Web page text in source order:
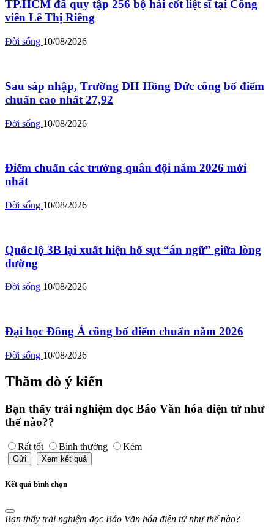
TP.HCM đã quy tập 256 bộ hài cốt liệt sĩ tại Công
viên Lê Thị Riêng
Đời sống 10/08/2026
Sau sáp nhập, Trường ĐH Hồng Đức công bố điểm
chuẩn cao nhất 27,92
Đời sống 10/08/2026
Điểm chuẩn các trường quân đội năm 2026 mới
nhất
Đời sống 10/08/2026
Quốc lộ 3B lại xuất hiện hố sụt “án ngữ” giữa lòng
đường
Đời sống 10/08/2026
Đại học Đông Á công bố điểm chuẩn năm 2026
Đời sống 10/08/2026
Thăm dò ý kiến
Bạn thấy trải nghiệm đọc Báo Văn hóa điện tử như
thế nào??
Rất tốt Bình thường Kém
Gửi Xem kết quả
Kết quả bình chọn
Bạn thấy trải nghiệm đọc Báo Văn hóa điện tử như thế nào?